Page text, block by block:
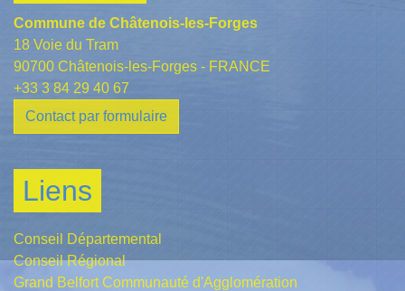
Commune de Châtenois-les-Forges
18 Voie du Tram
90700 Châtenois-les-Forges - FRANCE
+33 3 84 29 40 67
Contact par formulaire
Liens
Conseil Départemental
Conseil Régional
Grand Belfort Communauté d'Agglomération